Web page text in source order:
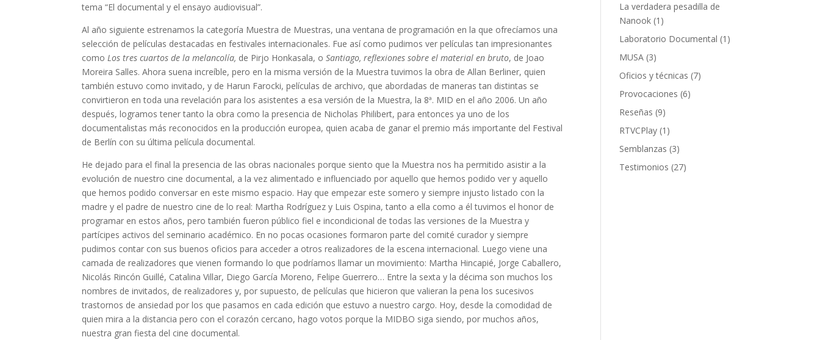
tema “El documental y el ensayo audiovisual”.
Al año siguiente estrenamos la categoría Muestra de Muestras, una ventana de programación en la que ofrecíamos una
selección de películas destacadas en festivales internacionales. Fue así como pudimos ver películas tan impresionantes
comoLos tres cuartos de la melancolía, de Pirjo Honkasala, oSantiago, reflexiones sobre el material en bruto, de Joao
Moreira Salles. Ahora suena increíble, pero en la misma versión de la Muestra tuvimos la obra de Allan Berliner, quien
también estuvo como invitado, y de Harun Farocki, películas de archivo, que abordadas de maneras tan distintas se
convirtieron en toda una revelación para los asistentes a esa versión de la Muestra, la 8ª. MID en el año 2006. Un año
después, logramos tener tanto la obra como la presencia de Nicholas Philibert, para entonces ya uno de los
documentalistas más reconocidos en la producción europea, quien acaba de ganar el premio más importante del Festival
de Berlín con su última película documental.
He dejado para el final la presencia de las obras nacionales porque siento que la Muestra nos ha permitido asistir a la
evolución de nuestro cine documental, a la vez alimentado e influenciado por aquello que hemos podido ver y aquello
que hemos podido conversar en este mismo espacio. Hay que empezar este somero y siempre injusto listado con la
madre y el padre de nuestro cine de lo real: Martha Rodríguez y Luis Ospina, tanto a ella como a él tuvimos el honor de
programar en estos años, pero también fueron público fiel e incondicional de todas las versiones de la Muestra y
partícipes activos del seminario académico. En no pocas ocasiones formaron parte del comité curador y siempre
pudimos contar con sus buenos oficios para acceder a otros realizadores de la escena internacional. Luego viene una
camada de realizadores que vienen formando lo que podríamos llamar un movimiento: Martha Hincapié, Jorge Caballero,
Nicolás Rincón Guillé, Catalina Villar, Diego García Moreno, Felipe Guerrero… Entre la sexta y la décima son muchos los
nombres de invitados, de realizadores y, por supuesto, de películas que hicieron que valieran la pena los sucesivos
trastornos de ansiedad por los que pasamos en cada edición que estuvo a nuestro cargo. Hoy, desde la comodidad de
quien mira a la distancia pero con el corazón cercano, hago votos porque la MIDBO siga siendo, por muchos años,
nuestra gran fiesta del cine documental.
La verdadera pesadilla de
Nanook (1)
Laboratorio Documental (1)
MUSA (3)
Oficios y técnicas (7)
Provocaciones (6)
Reseñas (9)
RTVCPlay (1)
Semblanzas (3)
Testimonios (27)